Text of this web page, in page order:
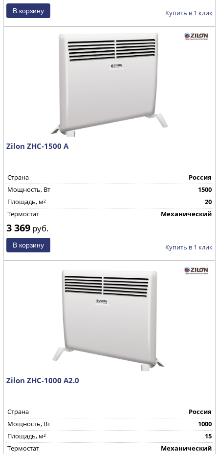
Купить в 1 клик
Zilon ZHC-1500 А
Страна
Россия
Mощность, Вт
1500
Площадь, м²
20
Термостат
Механический
3 369 руб.
Купить в 1 клик
Zilon ZHC-1000 А2.0
Страна
Россия
Mощность, Вт
1000
Площадь, м²
15
Термостат
Механический